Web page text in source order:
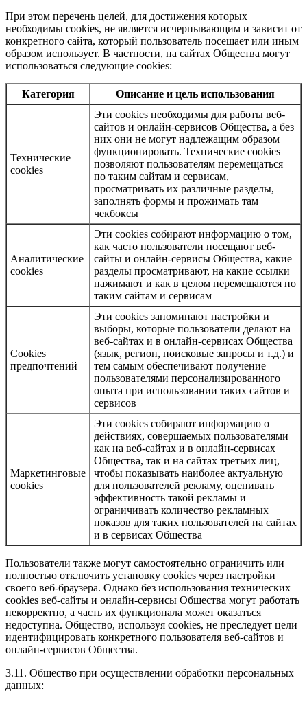
При этом перечень целей, для достижения которых
необходимы cookies, не является исчерпывающим и зависит от
конкретного сайта, который пользователь посещает или иным
образом использует. В частности, на сайтах Общества могут
использоваться следующие cookies:
Категория Описание и цель использования
Технические
cookies
Эти cookies необходимы для работы веб-
сайтов и онлайн-сервисов Общества, а без
них они не могут надлежащим образом
функционировать. Технические cookies
позволяют пользователям перемещаться
по таким сайтам и сервисам,
просматривать их различные разделы,
заполнять формы и прожимать там
чекбоксы
Аналитические
cookies
Эти cookies собирают информацию о том,
как часто пользователи посещают веб-
сайты и онлайн-сервисы Общества, какие
разделы просматривают, на какие ссылки
нажимают и как в целом перемещаются по
таким сайтам и сервисам
Cookies
предпочтений
Эти cookies запоминают настройки и
выборы, которые пользователи делают на
веб-сайтах и в онлайн-сервисах Общества
(язык, регион, поисковые запросы и т.д.) и
тем самым обеспечивают получение
пользователями персонализированного
опыта при использовании таких сайтов и
сервисов
Маркетинговые
cookies
Эти cookies собирают информацию о
действиях, совершаемых пользователями
как на веб-сайтах и в онлайн-сервисах
Общества, так и на сайтах третьих лиц,
чтобы показывать наиболее актуальную
для пользователей рекламу, оценивать
эффективность такой рекламы и
ограничивать количество рекламных
показов для таких пользователей на сайтах
и в сервисах Общества
Пользователи также могут самостоятельно ограничить или
полностью отключить установку cookies через настройки
своего веб-браузера. Однако без использования технических
cookies веб-сайты и онлайн-сервисы Общества могут работать
некорректно, а часть их функционала может оказаться
недоступна. Общество, используя cookies, не преследует цели
идентифицировать конкретного пользователя веб-сайтов и
онлайн-сервисов Общества.
3.11. Общество при осуществлении обработки персональных
данных: